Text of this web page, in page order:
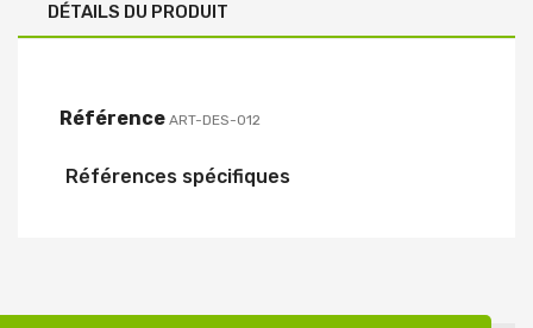
DÉTAILS DU PRODUIT
Référence ART-DES-012
Références spécifiques